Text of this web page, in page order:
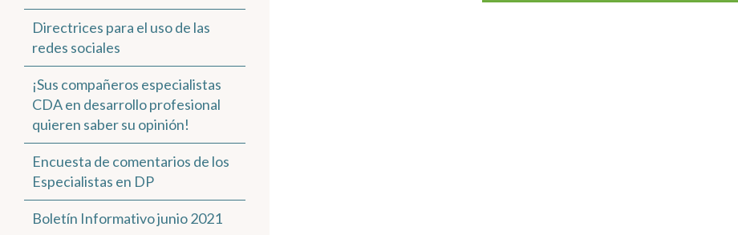
Directrices para el uso de las
redes sociales
¡Sus compañeros especialistas
CDA en desarrollo profesional
quieren saber su opinión!
Encuesta de comentarios de los
Especialistas en DP
Boletín Informativo junio 2021